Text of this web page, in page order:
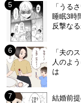
「うる
睡眠3時
反撃な
「夫の
人のよ
は
結婚前